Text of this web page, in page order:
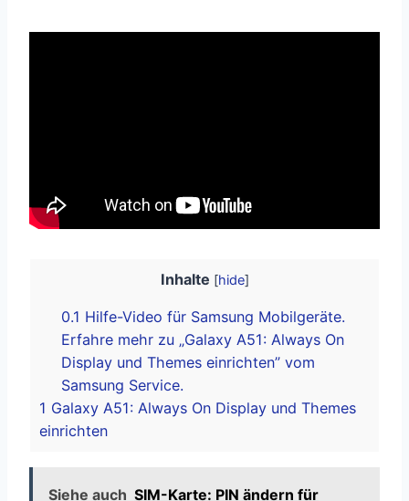
Inhalte [hide]
0.1 Hilfe-Video für Samsung Mobilgeräte.
Erfahre mehr zu „Galaxy A51: Always On
Display und Themes einrichten” vom
Samsung Service.
1 Galaxy A51: Always On Display und Themes
einrichten
Siehe auch SIM-Karte: PIN ändern für